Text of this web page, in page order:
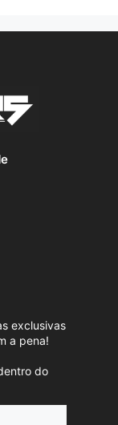
exclusivas
a pena!
do